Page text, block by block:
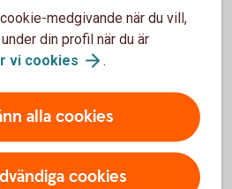
de skulle klara sig bättre än
en ny rapport ”Finansiell
syn” från
sig ett mer sårbart läge –
saknar kontanter hemma
och många saknar
krisberedskap.
medgivande när du vill,
din profil när du är
vi cookies .
alla cookies
cookies